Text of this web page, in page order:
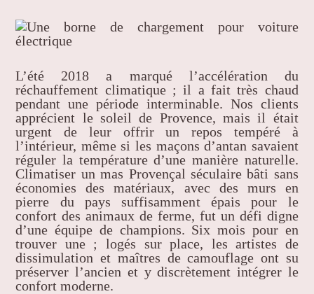
L’été 2018 a marqué l’accélération du
réchauffement climatique ; il a fait très chaud
pendant une période interminable. Nos clients
apprécient le soleil de Provence, mais il était
urgent de leur offrir un repos tempéré à
l’intérieur, même si les maçons d’antan savaient
réguler la température d’une manière naturelle.
Climatiser un mas Provençal séculaire bâti sans
économies des matériaux, avec des murs en
pierre du pays suffisamment épais pour le
confort des animaux de ferme, fut un défi digne
d’une équipe de champions. Six mois pour en
trouver une ; logés sur place, les artistes de
dissimulation et maîtres de camouflage ont su
préserver l’ancien et y discrètement intégrer le
confort moderne.